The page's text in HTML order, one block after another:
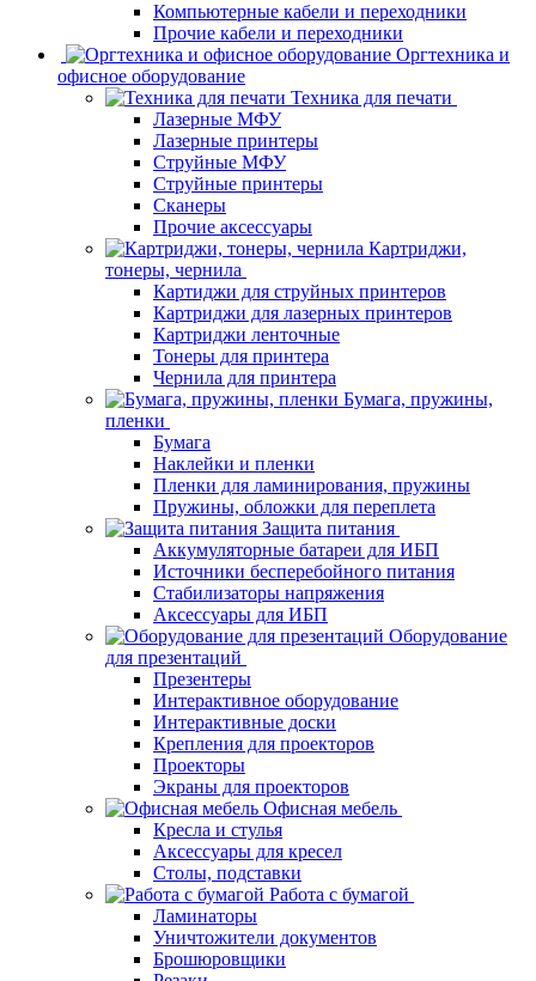
Компьютерные кабели и переходники
Прочие кабели и переходники
Оргтехника и
офисное оборудование
Техника для печати
Лазерные МФУ
Лазерные принтеры
Струйные МФУ
Струйные принтеры
Сканеры
Прочие аксессуары
Картриджи,
тонеры, чернила
Картиджи для струйных принтеров
Картриджи для лазерных принтеров
Картриджи ленточные
Тонеры для принтера
Чернила для принтера
Бумага, пружины,
пленки
Бумага
Наклейки и пленки
Пленки для ламинирования, пружины
Пружины, обложки для переплета
Защита питания
Аккумуляторные батареи для ИБП
Источники бесперебойного питания
Стабилизаторы напряжения
Аксессуары для ИБП
Оборудование
для презентаций
Презентеры
Интерактивное оборудование
Интерактивные доски
Крепления для проекторов
Проекторы
Экраны для проекторов
Офисная мебель
Кресла и стулья
Аксессуары для кресел
Столы, подставки
Работа с бумагой
Ламинаторы
Уничтожители документов
Брошюровщики